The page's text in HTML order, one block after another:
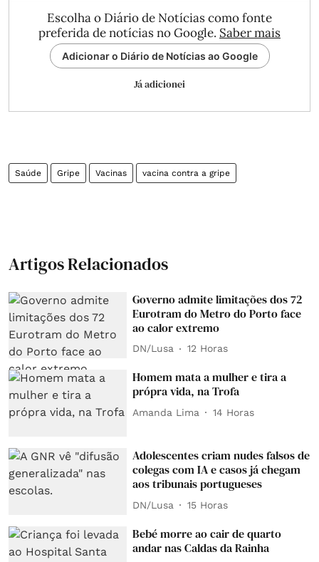
Escolha o Diário de Notícias como fonte
preferida de notícias no Google. Saber mais
Adicionar o Diário de Notícias ao Google
Já adicionei
Saúde Gripe Vacinas vacina contra a gripe
Artigos Relacionados
Governo admite limitações dos 72
Eurotram do Metro do Porto face
ao calor extremo
DN/Lusa 12 Horas
Homem mata a mulher e tira a
própra vida, na Trofa
Amanda Lima 14 Horas
Adolescentes criam nudes falsos de
colegas com IA e casos já chegam
aos tribunais portugueses
DN/Lusa 15 Horas
Bebé morre ao cair de quarto
andar nas Caldas da Rainha